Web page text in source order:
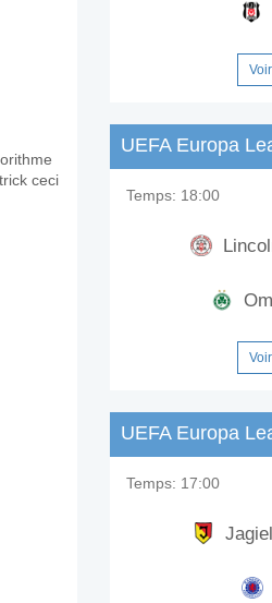
ceci
UEFA Europa
Temps: 18:00
UEFA Europa
Temps: 17:00